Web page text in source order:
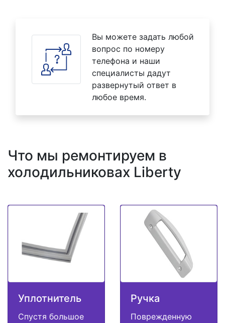
Вы можете задать любой
вопрос по номеру
телефона и наши
специалисты дадут
развернутый ответ в
любое время.
Что мы ремонтируем в
холодильниковах Liberty
Уплотнитель
Спустя большое
Ручка
Поврежденную